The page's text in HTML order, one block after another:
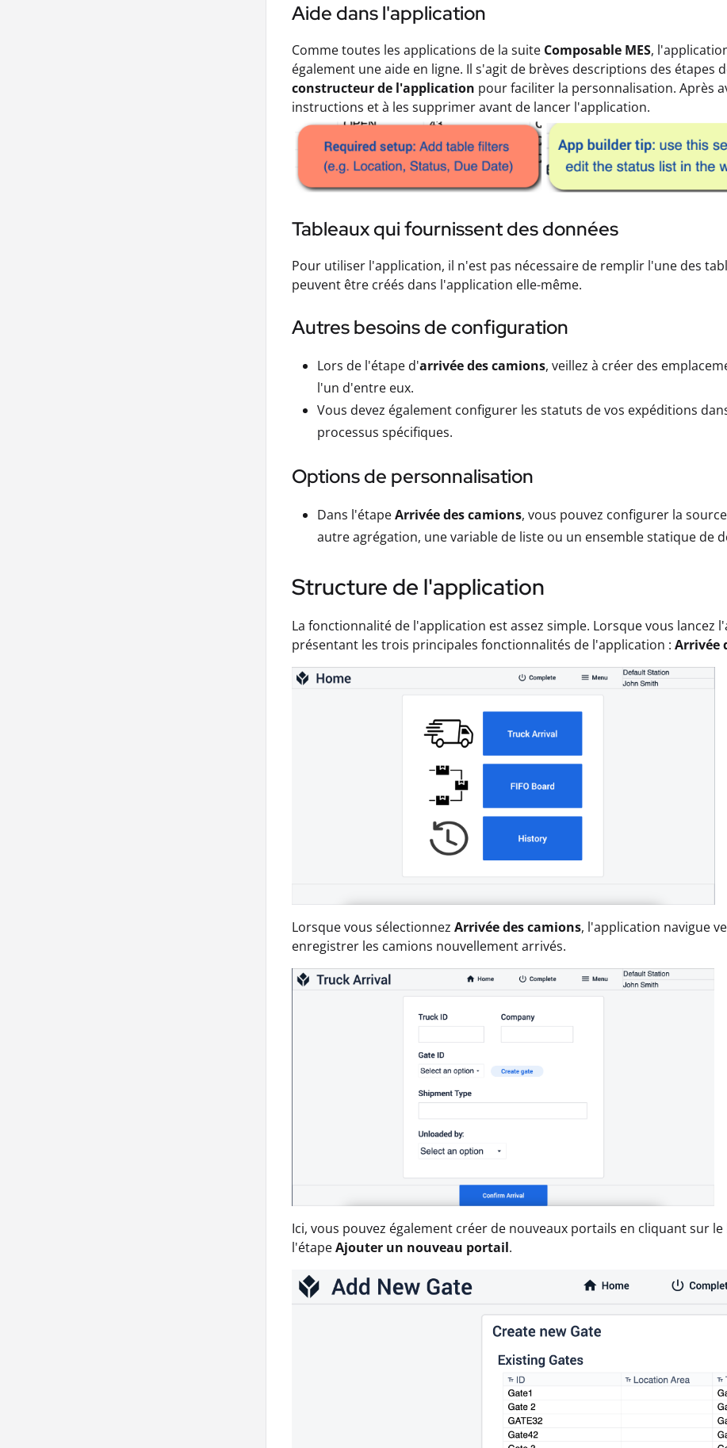
Aide dans l'application
Comme toutes les applications de la suite Composable MES,
également une aide en ligne. Il s'agit de brèves descriptions des étapes
constructeur de l'application pour faciliter la personnalisation. Après
instructions et à les supprimer avant de lancer l'application.
Tableaux qui fournissent des données
Pour utiliser l'application, il n'est pas nécessaire de remplir l'une des
peuvent être créés dans l'application elle-même.
Autres besoins de configuration
Lors de l'étape d'arrivée des camions, veillez à créer des
l'un d'entre eux.
Vous devez également configurer les statuts de vos expéditions
processus spécifiques.
Options de personnalisation
Dans l'étapeArrivée des camions, vous pouvez configurer la
autre agrégation, une variable de liste ou un ensemble statique de
Structure de l'application
La fonctionnalité de l'application est assez simple. Lorsque vous lancez
présentant les trois principales fonctionnalités de l'application : Arrivée
Lorsque vous sélectionnez Arrivée des camions, l'application navigue
enregistrer les camions nouvellement arrivés.
Ici, vous pouvez également créer de nouveaux portails en cliquant sur
l'étapeAjouter un nouveau portail.